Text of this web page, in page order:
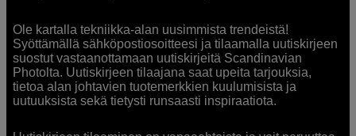
Ole kartalla tekniikka-alan uusimmista trendeistä!
Syöttämällä sähköpostiosoitteesi ja tilaamalla uutiskirjeen
suostut vastaanottamaan uutiskirjeitä Scandinavian
Photolta. Uutiskirjeen tilaajana saat upeita tarjouksia,
tietoa alan johtavien tuotemerkkien kuulumisista ja
uutuuksista sekä tietysti runsaasti inspiraatiota.